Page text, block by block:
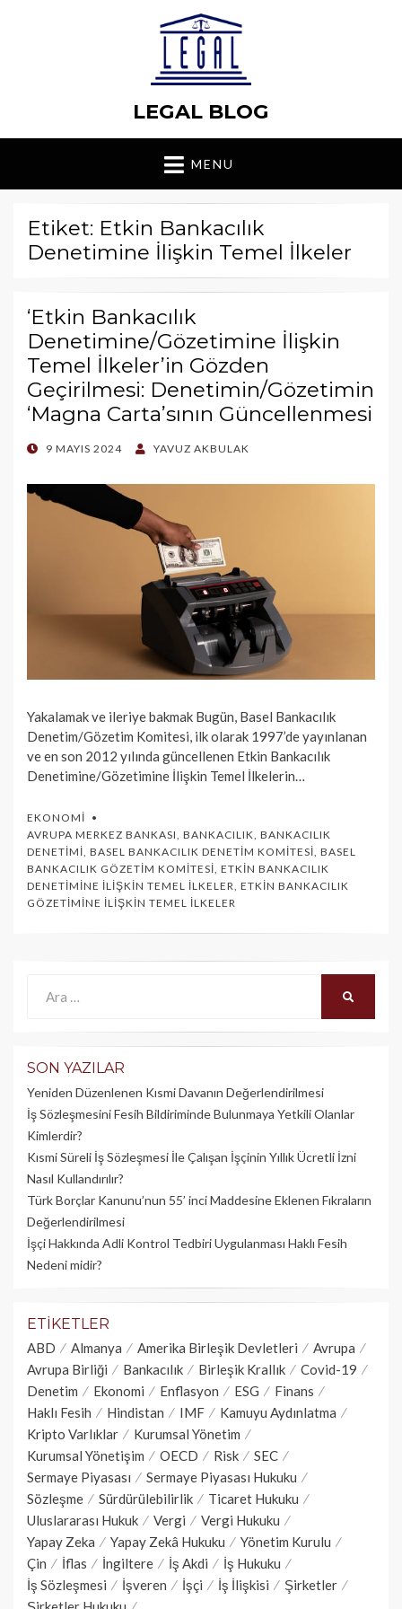
LEGAL BLOG
MENU
Etiket: Etkin Bankacılık
Denetimine İlişkin Temel İlkeler
‘Etkin Bankacılık
Denetimine/Gözetimine İlişkin
Temel İlkeler’in Gözden
Geçirilmesi: Denetimin/Gözetimin
‘Magna Carta’sının Güncellenmesi
POSTED
9 MAYIS 2024 YAVUZ AKBULAK
Yakalamak ve ileriye bakmak Bugün, Basel Bankacılık
Denetim/Gözetim Komitesi, ilk olarak 1997’de yayınlanan
ve en son 2012 yılında güncellenen Etkin Bankacılık
Denetimine/Gözetimine İlişkin Temel İlkelerin…
EKONOMI
AVRUPA MERKEZ BANKASI, BANKACILIK, BANKACILIK
DENETIMI, BASEL BANKACILIK DENETIM KOMITESI, BASEL
BANKACILIK GÖZETIM KOMITESI, ETKIN BANKACILIK
DENETIMINE İLIŞKIN TEMEL İLKELER, ETKIN BANKACILIK
GÖZETIMINE İLIŞKIN TEMEL İLKELER
SON YAZILAR
Yeniden Düzenlenen Kısmi Davanın Değerlendirilmesi
İş Sözleşmesini Fesih Bildiriminde Bulunmaya Yetkili Olanlar
Kimlerdir?
Kısmi Süreli İş Sözleşmesi İle Çalışan İşçinin Yıllık Üc­retli İzni
Nasıl Kullandırılır?
Türk Borçlar Kanunu’nun 55’ inci Maddesine Eklenen Fıkraların
Değerlendirilmesi
İşçi Hakkında Adli Kontrol Tedbiri Uygulanması Haklı Fesih
Nedeni midir?
ETIKETLER
ABD Almanya Amerika Birleşik Devletleri
Avrupa
Avrupa Birliği
Bankacılık Birleşik Krallık
Covid-19
Denetim
Ekonomi Enflasyon ESG
Finans
Haklı Fesih
Hindistan IMF
Kamuyu Aydınlatma
Kripto Varlıklar
Kurumsal Yönetim
Kurumsal Yönetişim
OECD Risk
SEC
Sermaye Piyasası
Sermaye Piyasası Hukuku
Sözleşme
Sürdürülebilirlik
Ticaret Hukuku
Uluslararası Hukuk
Vergi
Vergi Hukuku
Yapay Zeka
Yapay Zekâ Hukuku
Yönetim Kurulu
Çin
İflas İngiltere İş Akdi
İş Hukuku
İş Sözleşmesi
İşveren İşçi İş İlişkisi
Şirketler